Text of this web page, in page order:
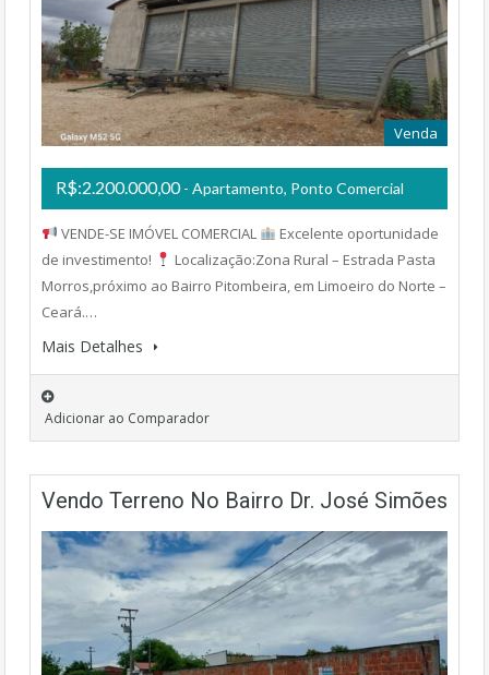
Venda
R$:2.200.000,00- Apartamento, Ponto Comercial
VENDE-SE IMÓVEL COMERCIAL
Excelente oportunidade
de investimento!
Localização:Zona Rural – Estrada Pasta
Morros,próximo ao Bairro Pitombeira, em Limoeiro do Norte –
Ceará.…
Mais Detalhes
Adicionar ao Comparador
Vendo Terreno No Bairro Dr. José Simões